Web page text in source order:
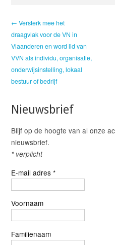
← Versterk mee het
draagvlak voor de VN in
Vlaanderen en word lid van
VVN als individu, organisatie,
onderwijsinstelling, lokaal
bestuur of bedrijf
Nieuwsbrief
Blijf op de hoogte van al onze
nieuwsbrief.
*verplicht
E-mail adres*
Voornaam
Familienaam